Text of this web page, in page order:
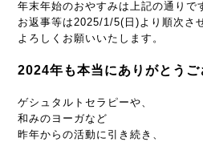
年末年始のおやすみは上記の通りで
お返事等は2025/1/5(日)より順次さ
よろしくお願いいたします。
2024年も本当にありがとうご
ゲシュタルトセラピーや、
和みのヨーガなど
昨年からの活動に引き続き、